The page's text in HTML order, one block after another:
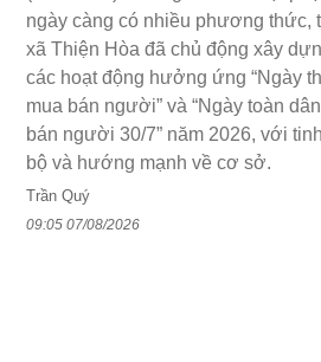
ngày càng có nhiều phương thức,
xã Thiện Hòa đã chủ động xây
các hoạt động hưởng ứng “Ngày
mua bán người” và “Ngày toàn
bán người 30/7” năm 2026, với
bộ và hướng mạnh về cơ sở.
Trần Quý
09:05 07/08/2026